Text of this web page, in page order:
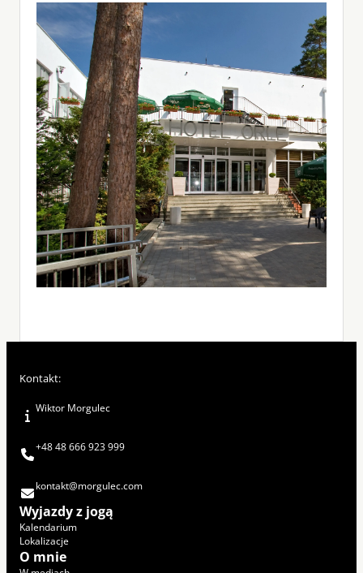
Kontakt:
Wiktor Morgulec
+48 48 666 923 999
kontakt@morgulec.com
Wyjazdy z jogą
Kalendarium
Lokalizacje
O mnie